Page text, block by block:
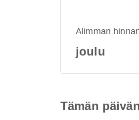
Alimman
joulu
Tämän